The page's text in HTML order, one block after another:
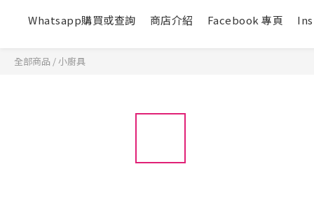
Whatsapp購買或查詢
商店介紹 Facebook 專頁
全部商品 /小廚具